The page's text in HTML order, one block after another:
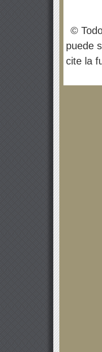
©
puede
cite la